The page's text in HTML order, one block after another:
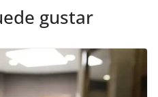
gustar